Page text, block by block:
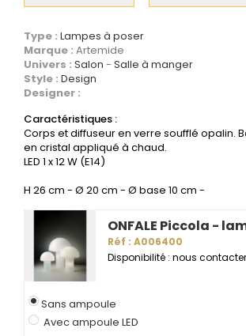
Type : Lampes à poser
Marque : Artemide
Univers : Salon
Salle à manger
Style : Design
Designer :
Caractéristiques :
Corps et diffuseur en verre soufflé opalin.
en cristal appliqué à chaud.
LED 1 x 12 W (E14)
H 26 cm - Ø 20 cm - Ø base 10 cm -
ONFALE Piccola -
Réf : A006400
Disponibilité : nous contacter
Sans ampoule
Avec ampoule LED